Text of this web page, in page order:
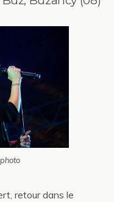
retour dans le